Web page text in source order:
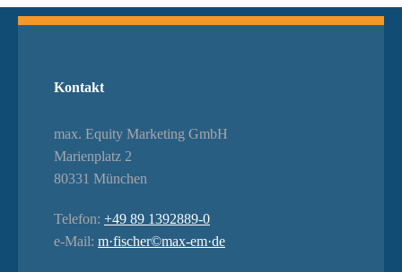
Kontakt
max. Equity Marketing GmbH
Marienplatz 2
80331 München
Telefon: +49 89 1392889-0
e-Mail: m·fischer©max-em·de